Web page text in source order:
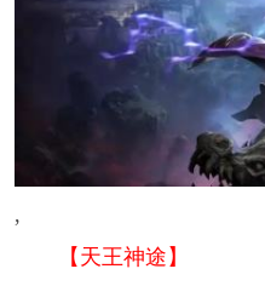
,
【天王神途】